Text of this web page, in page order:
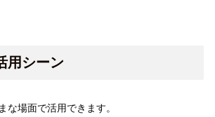
用シーン
な場面で活用できます。